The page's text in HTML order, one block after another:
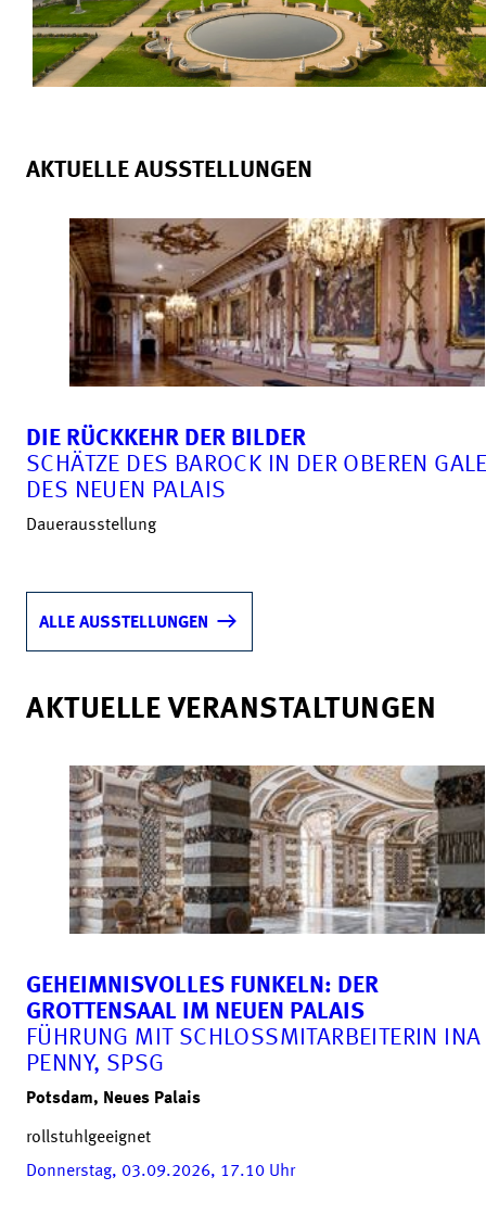
AKTUELLE AUSSTELLUNGEN
DIE RÜCKKEHR DER BILDER
SCHÄTZE DES BAROCK IN DER OBEREN
DES NEUEN PALAIS
Dauerausstellung
ALLE AUSSTELLUNGEN
AKTUELLE VERANSTALTUNGEN
GEHEIMNISVOLLES FUNKELN: DER
GROTTENSAAL IM NEUEN PALAIS
FÜHRUNG MIT SCHLOSSMITARBEITERIN INA
PENNY, SPSG
Potsdam, Neues Palais
rollstuhlgeeignet
Donnerstag, 03.09.2026, 17.10 Uhr